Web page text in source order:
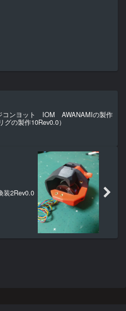
コンヨット IOM AWANAMIの製作
グの製作10Rev0.0）
装2Rev0.0